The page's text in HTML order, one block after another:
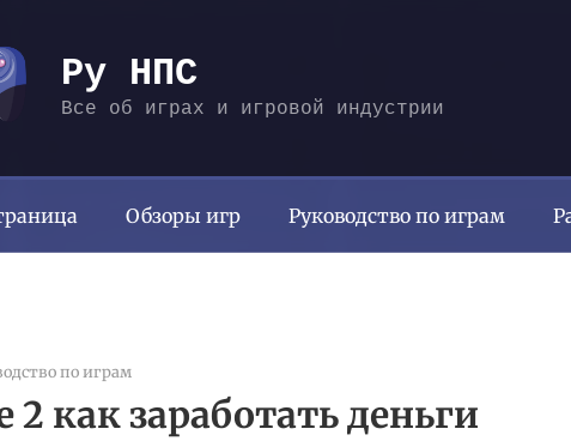
Ру НПС
Все об играх и игровой индустрии
Обзоры игр Руководство по играм
по играм
2 как заработать деньги